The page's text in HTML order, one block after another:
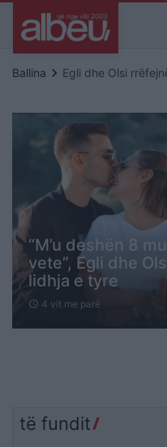
Ballina keyboard_arrow_right Egli dhe Olsi
“M’u deshën 8
vete”, Egli dhe
lidhja e tyre
schedule 4 vit me parë
të fundit